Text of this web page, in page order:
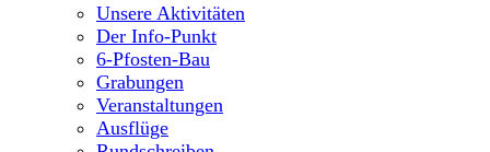
Unsere Aktivitäten
Der Info-Punkt
6-Pfosten-Bau
Grabungen
Veranstaltungen
Ausflüge